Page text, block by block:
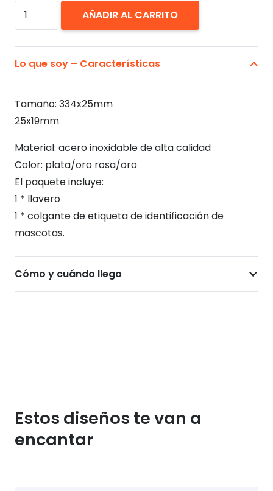
Placa
Identificación
Personalizada
Inoxidable
cantidad
AÑADIR AL CARRITO
Lo que soy – Características
Tamaño: 334x25mm
25x19mm
Material: acero inoxidable de alta calidad
Color: plata/oro rosa/oro
El paquete incluye:
1 * llavero
1 * colgante de etiqueta de identificación de
mascotas.
Cómo y cuándo llego
Estos diseños te van a
encantar